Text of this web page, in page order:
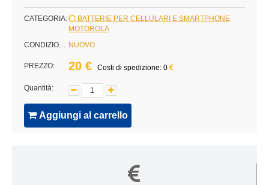
CATEGORIA:
BATTERIE PER CELLULARI E SMARTPHONE
MOTOROLA
CONDIZIONE: NUOVO
PREZZO: 20 € Costi di spedizione: 0
Quantità:
Aggiungi al carrello